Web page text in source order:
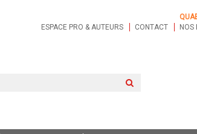
ESPACE PRO & AUTEURS CONTACT
NOS